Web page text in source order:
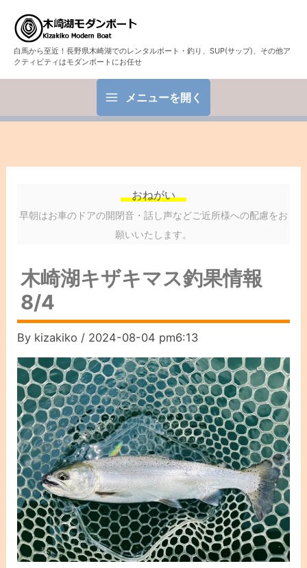
白馬から至近！長野県木崎湖でのレンタルボート・釣り、SUP(サップ)、その他ア
クティビティはモダンボートにお任せ
メニューを開く
おねがい
早朝はお車のドアの開閉音・話し声などご近所様への配慮をお
願いいたします。
木崎湖キザキマス釣果情報
8/4
By kizakiko / 2024-08-04 pm6:13